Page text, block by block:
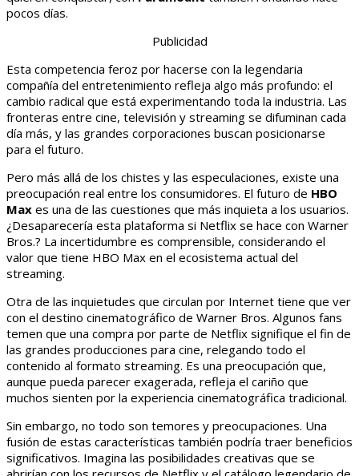
pocos días.
Publicidad
Esta competencia feroz por hacerse con la legendaria
compañía del entretenimiento refleja algo más profundo: el
cambio radical que está experimentando toda la industria. Las
fronteras entre cine, televisión y streaming se difuminan cada
día más, y las grandes corporaciones buscan posicionarse
para el futuro.
Pero más allá de los chistes y las especulaciones, existe una
preocupación real entre los consumidores. El futuro de HBO
Max es una de las cuestiones que más inquieta a los usuarios.
¿Desaparecería esta plataforma si Netflix se hace con Warner
Bros.? La incertidumbre es comprensible, considerando el
valor que tiene HBO Max en el ecosistema actual del
streaming.
Otra de las inquietudes que circulan por Internet tiene que ver
con el destino cinematográfico de Warner Bros. Algunos fans
temen que una compra por parte de Netflix signifique el fin de
las grandes producciones para cine, relegando todo el
contenido al formato streaming. Es una preocupación que,
aunque pueda parecer exagerada, refleja el cariño que
muchos sienten por la experiencia cinematográfica tradicional.
Sin embargo, no todo son temores y preocupaciones. Una
fusión de estas características también podría traer beneficios
significativos. Imagina las posibilidades creativas que se